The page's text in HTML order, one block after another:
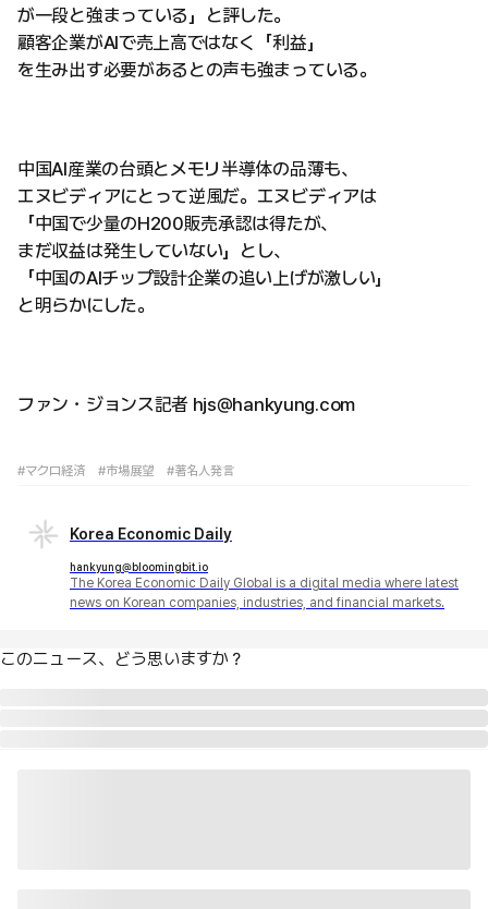
が一段と強まっている」と評した。
顧客企業がAIで売上高ではなく「利益」
を生み出す必要があるとの声も強まっている。
中国AI産業の台頭とメモリ半導体の品薄も、
エヌビディアにとって逆風だ。エヌビディアは
「中国で少量のH200販売承認は得たが、
まだ収益は発生していない」とし、
「中国のAIチップ設計企業の追い上げが激しい」
と明らかにした。
ファン・ジョンス記者 hjs@hankyung.com
#マクロ経済 #市場展望 #著名人発言
Korea Economic Daily
hankyung@bloomingbit.io
The Korea Economic Daily Global is a digital media where latest
news on Korean companies, industries, and financial markets.
このニュース、どう思いますか？